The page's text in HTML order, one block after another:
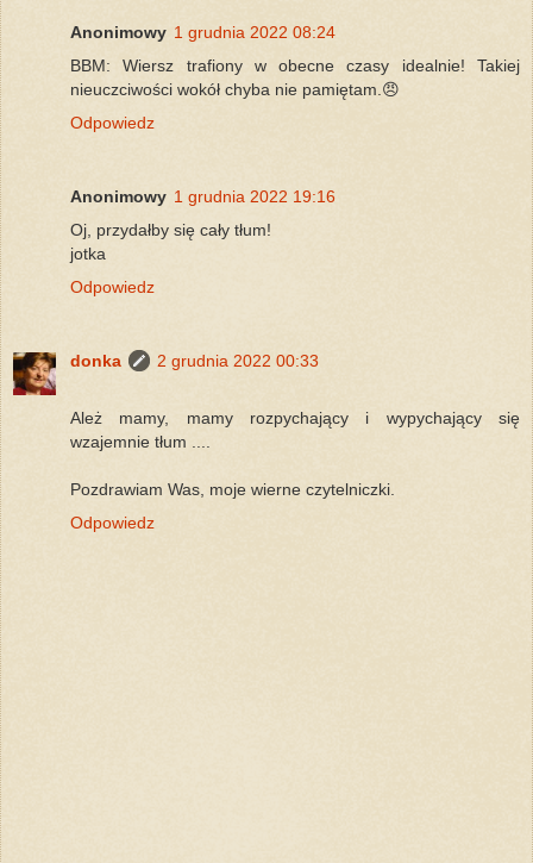
Anonimowy 1 grudnia 2022 08:24
BBM: Wiersz trafiony w obecne czasy idealnie! Takiej
nieuczciwości wokół chyba nie pamiętam.😠
Odpowiedz
Anonimowy 1 grudnia 2022 19:16
Oj, przydałby się cały tłum!
jotka
Odpowiedz
donka 2 grudnia 2022 00:33
Ależ mamy, mamy rozpychający i wypychający się
wzajemnie tłum ....
Pozdrawiam Was, moje wierne czytelniczki.
Odpowiedz